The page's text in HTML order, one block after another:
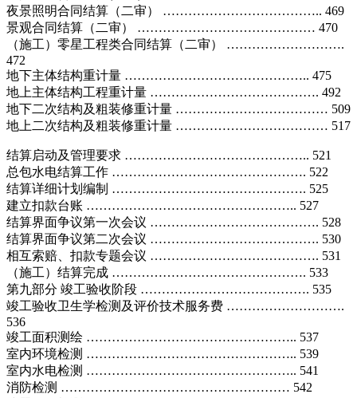
夜景照明合同结算（二审） ……………………………….. 469
景观合同结算（二审） …………………………………… 470
（施工）零星工程类合同结算（二审） ……………………….
472
地下主体结构重计量 …………………………………….. 475
地上主体结构工程重计量 …………………………………. 492
地下二次结构及粗装修重计量 ……………………………… 509
地上二次结构及粗装修重计量 ……………………………… 517
结算启动及管理要求 …………………………………….. 521
总包水电结算工作 ………………………………………. 522
结算详细计划编制 ………………………………………. 525
建立扣款台账 ………………………………………….. 527
结算界面争议第一次会议 …………………………………. 528
结算界面争议第二次会议 …………………………………. 530
相互索赔、扣款专题会议 …………………………………. 531
（施工）结算完成 ………………………………………. 533
第九部分 竣工验收阶段 …………………………………. 535
竣工验收卫生学检测及评价技术服务费 ……………………….
536
竣工面积测绘 ………………………………………….. 537
室内环境检测 ………………………………………….. 539
室内水电检测 ………………………………………….. 541
消防检测 ……………………………………………… 542